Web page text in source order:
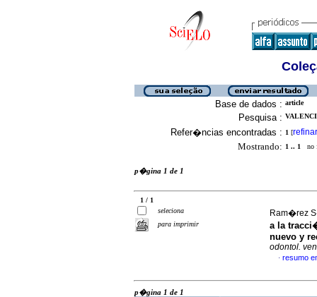
Base de dados : article
Pesquisa :
Refer�ncias encontradas : 1 [refinar
Mostrando: 1 .. 1 no
p�gina 1 de 1
1 / 1
seleciona
para imprimir
Ram�rez
a la
nuevo y
odontol.
· resumo
p�gina 1 de 1